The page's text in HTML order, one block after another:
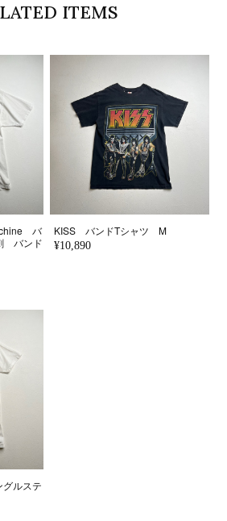
ITEMS
バ
バンド
KISS バンドTシャツ M
¥10,890
ルステ